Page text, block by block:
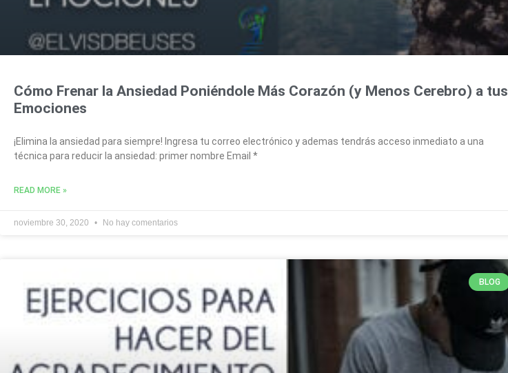
Cómo Frenar la Ansiedad Poniéndole Más Corazón (y Menos Cerebro) a tus
Emociones
¡Elimina la ansiedad para siempre! Ingresa tu correo electrónico y ademas tendrás acceso inmediato a una
técnica para reducir la ansiedad: primer nombre Email *
READ MORE »
noviembre 30, 2020 No hay comentarios
BLOG